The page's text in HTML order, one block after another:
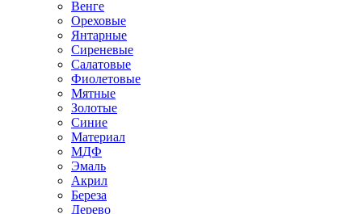
Венге
Ореховые
Янтарные
Сиреневые
Салатовые
Фиолетовые
Мятные
Золотые
Синие
Материал
МДФ
Эмаль
Акрил
Береза
Дерево